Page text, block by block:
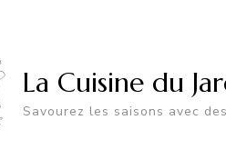
La Cuisine du
Savourez les saisons avec